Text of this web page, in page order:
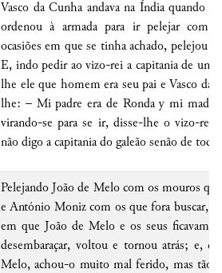
Vasco da Cunha andava na Índia quando
ordenou à armada para ir pelejar com
ocasiões em que se tinha achado, pelejou
E, indo pedir ao vizo-rei a capitania de um
lhe ele que homem era seu pai e Vasco da
lhe: – Mi padre era de Ronda y mi madre
virando-se para se ir, disse-lhe o vizo-rei:
não digo a capitania do galeão senão de toda
Pelejando João de Melo com os mouros
e António Moniz com os que fora buscar,
em que João de Melo e os seus ficavam,
desembaraçar, voltou e tornou atrás; e,
Melo, achou-o muito mal ferido, mas tão